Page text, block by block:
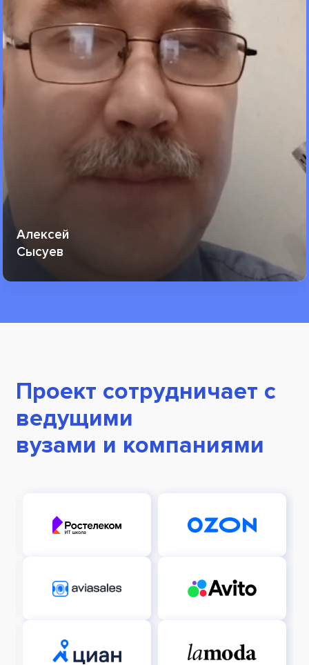
Алексей
Сысуев
Проект сотрудничает с
ведущими
вузами и компаниями